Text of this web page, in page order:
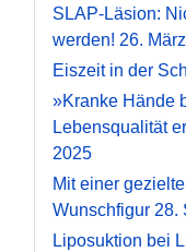
SLAP-Läsion:
werden! 26.
Eiszeit in der
»Kranke Hände
Lebensqualität
2025
Mit einer
Wunschfigur 28.
Liposuktion bei